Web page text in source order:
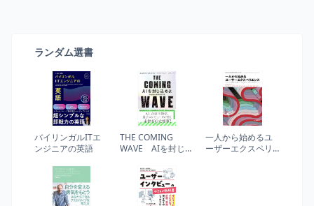
ランダム選書
バイリンガルITエ
ンジニアの英語
THE COMING
WAVE AIを封じ込
業者の警告
一人から始めるユ
ーザーエクスペリ